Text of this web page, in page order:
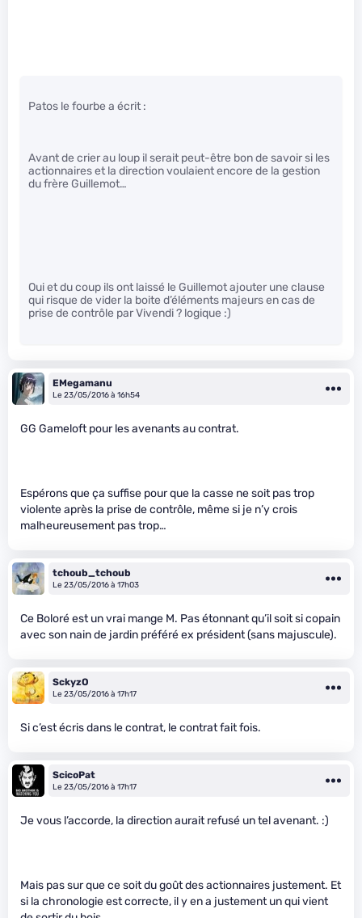
Patos le fourbe a écrit :
Avant de crier au loup il serait peut-être bon de savoir si les
actionnaires et la direction voulaient encore de la gestion
du frère Guillemot…
Oui et du coup ils ont laissé le Guillemot ajouter une clause
qui risque de vider la boite d’éléments majeurs en cas de
prise de contrôle par Vivendi ? logique :)
EMegamanu
Le 23/05/2016 à 16h54
GG Gameloft pour les avenants au contrat.
Espérons que ça suffise pour que la casse ne soit pas trop
violente après la prise de contrôle, même si je n’y crois
malheureusement pas trop…
tchoub_tchoub
Le 23/05/2016 à 17h03
Ce Boloré est un vrai mange M. Pas étonnant qu’il soit si copain
avec son nain de jardin préféré ex président (sans majuscule).
SckyzO
Le 23/05/2016 à 17h17
Si c’est écris dans le contrat, le contrat fait fois.
ScicoPat
Le 23/05/2016 à 17h17
Je vous l’accorde, la direction aurait refusé un tel avenant. :)
Mais pas sur que ce soit du goût des actionnaires justement. Et
si la chronologie est correcte, il y en a justement un qui vient